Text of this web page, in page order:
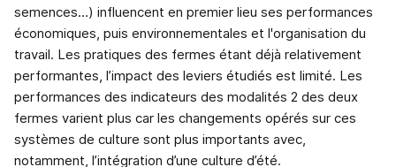
semences…) influencent en premier lieu ses performances
économiques, puis environnementales et l'organisation du
travail. Les pratiques des fermes étant déjà relativement
performantes, l’impact des leviers étudiés est limité. Les
performances des indicateurs des modalités 2 des deux
fermes varient plus car les changements opérés sur ces
systèmes de culture sont plus importants avec,
notamment, l’intégration d’une culture d’été.